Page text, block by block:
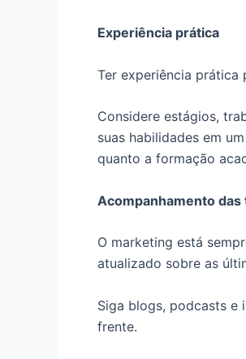
Experiência prática
Ter experiência prática
Considere estágios,
suas habilidades em
quanto a formação
Acompanhamento das
O marketing está
atualizado sobre as
Siga blogs, podcasts e
frente.